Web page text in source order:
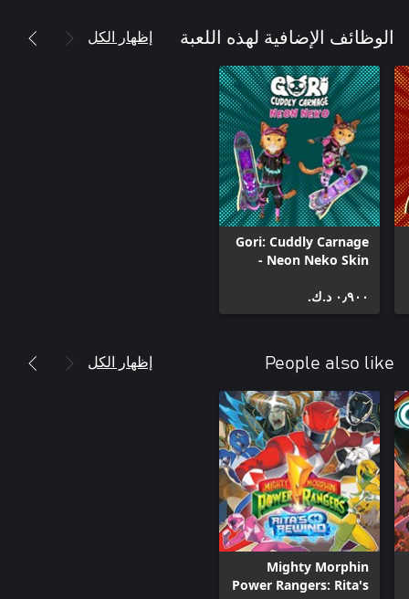
الوظائف الإضافية لهذه اللعبة إظهار الكل
Gori: Cuddly Carnage
- Neon Neko Skin
٠٫٩٠٠ د.ك.‏
People also like إظهار الكل
Mighty Morphin
Power Rangers: Rita's